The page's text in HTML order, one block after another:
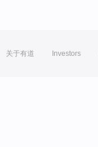
关于有道 Investors